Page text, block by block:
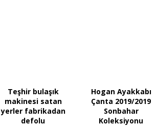
Teşhir bulaşık
makinesi satan
yerler fabrikadan
defolu
Hogan Ayakkabı
Çanta 2019/2019
Sonbahar
Koleksiyonu